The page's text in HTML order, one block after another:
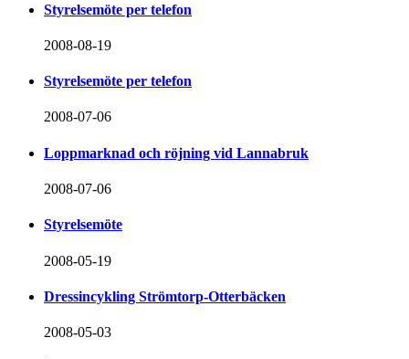
Styrelsemöte per telefon
2008-08-19
Styrelsemöte per telefon
2008-07-06
Loppmarknad och röjning vid Lannabruk
2008-07-06
Styrelsemöte
2008-05-19
Dressincykling Strömtorp-Otterbäcken
2008-05-03